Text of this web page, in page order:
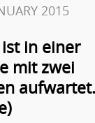
2015
ist in einer
mit zwei
aufwartet.